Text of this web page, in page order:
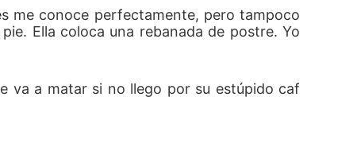
me conoce perfectamente, pero tampoco
Ella coloca una rebanada de postre. Yo
va a matar si no llego por su estúpido caf